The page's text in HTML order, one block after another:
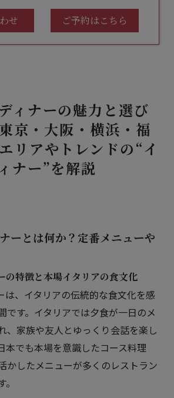
せ ご予約はこちら
ィナーの魅力と選び
京・大阪・横浜・福
リアやトレンドの“イ
ナー”を解説
ーとは何か？定番メニューや
の特徴と本場イタリアの食文化
は、イタリアの伝統的な食文化を感
です。イタリアでは夕食が一日のメ
、家族や友人とゆっくり会話を楽し
本でも本場を意識したコース料理
かしたメニューが多くのレストラン